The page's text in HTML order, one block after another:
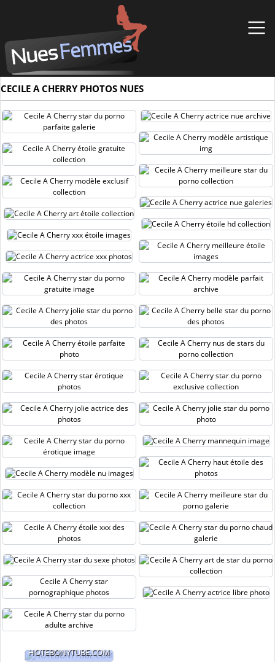
CECILE A CHERRY PHOTOS NUES
HOTEBONYTUBE.COM